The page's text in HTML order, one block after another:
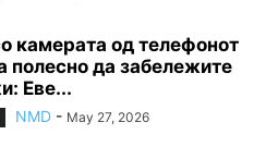
камерата од телефонот
полесно да забележите
Еве...
NMD - May 27, 2026